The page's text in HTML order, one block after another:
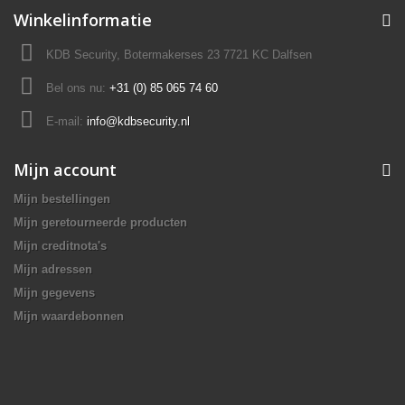
Winkelinformatie
KDB Security, Botermakerses 23 7721 KC Dalfsen
Bel ons nu: +31 (0) 85 065 74 60
E-mail: info@kdbsecurity.nl
Mijn account
Mijn bestellingen
Mijn geretourneerde producten
Mijn creditnota's
Mijn adressen
Mijn gegevens
Mijn waardebonnen